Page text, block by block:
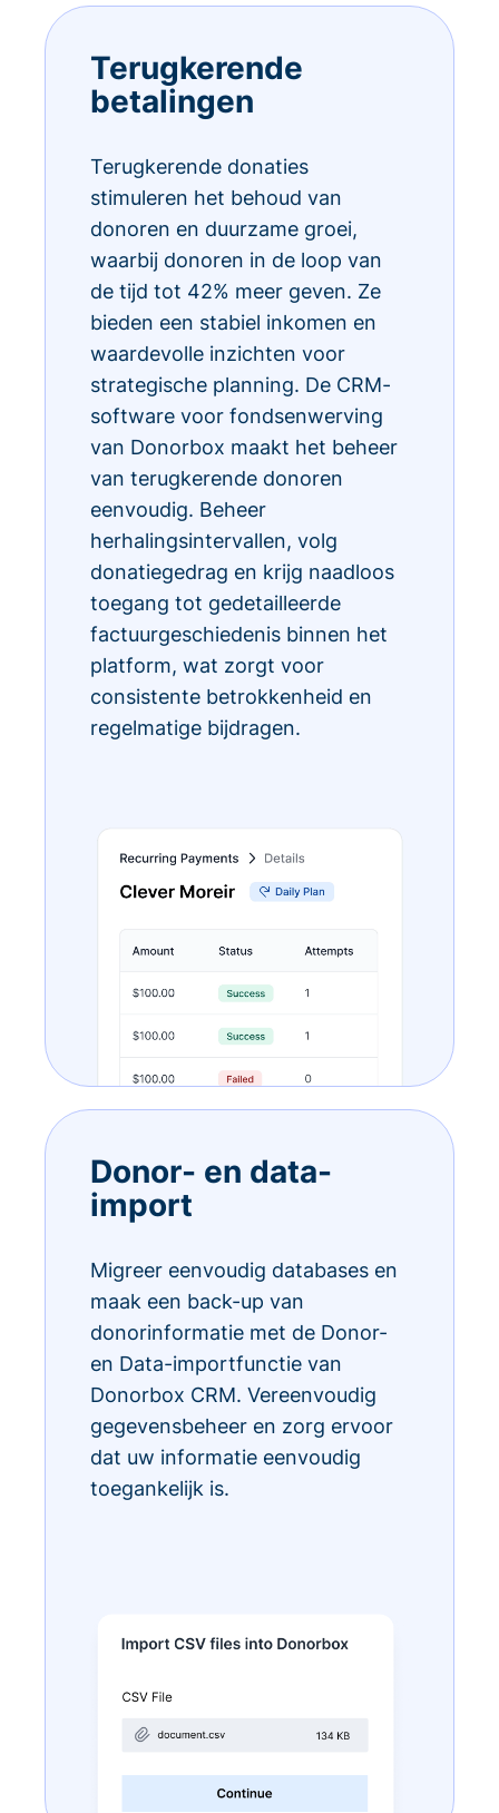
Terugkerende
betalingen
Terugkerende donaties
stimuleren het behoud van
donoren en duurzame groei,
waarbij donoren in de loop van
de tijd tot 42% meer geven. Ze
bieden een stabiel inkomen en
waardevolle inzichten voor
strategische planning. De CRM-
software voor fondsenwerving
van Donorbox maakt het beheer
van terugkerende donoren
eenvoudig. Beheer
herhalingsintervallen, volg
donatiegedrag en krijg naadloos
toegang tot gedetailleerde
factuurgeschiedenis binnen het
platform, wat zorgt voor
consistente betrokkenheid en
regelmatige bijdragen.
Donor- en data-
import
Migreer eenvoudig databases en
maak een back-up van
donorinformatie met de Donor-
en Data-importfunctie van
Donorbox CRM. Vereenvoudig
gegevensbeheer en zorg ervoor
dat uw informatie eenvoudig
toegankelijk is.